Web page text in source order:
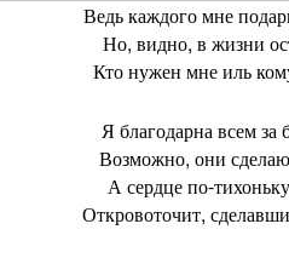
Ведь каждого мне
Но, видно, в жизни
Кто нужен мне иль
Я благодарна всем за
Возможно, они
А сердце по-
Откровоточит,